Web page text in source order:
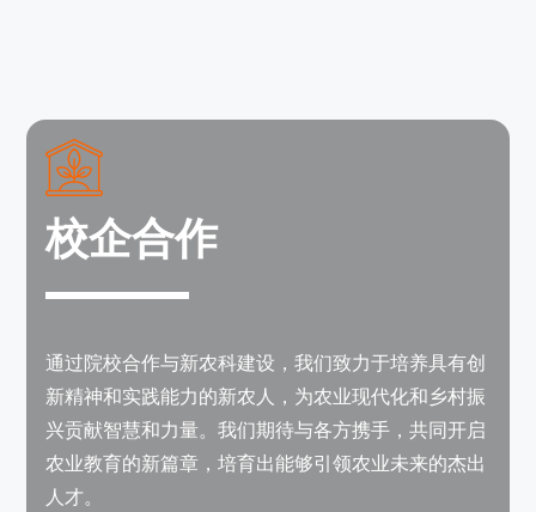
校企合作
通过院校合作与新农科建设，我们致力于培养具有创
新精神和实践能力的新农人，为农业现代化和乡村振
兴贡献智慧和力量。我们期待与各方携手，共同开启
农业教育的新篇章，培育出能够引领农业未来的杰出
人才。